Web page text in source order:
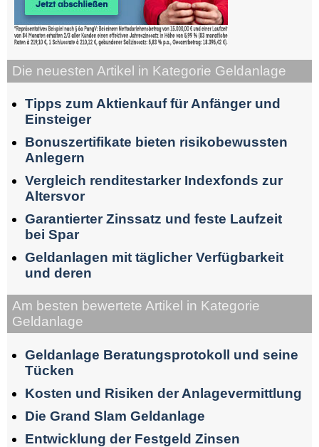
Die neuesten Artikel in Kategorie Geldanlage
Tipps zum Aktienkauf für Anfänger und
Einsteiger
Bonuszertifikate bieten risikobewussten
Anlegern
Vergleich renditestarker Indexfonds zur
Altersvor
Garantierter Zinssatz und feste Laufzeit
bei Spar
Geldanlagen mit täglicher Verfügbarkeit
und deren
Am besten bewertete Artikel in Kategorie
Geldanlage
Geldanlage Beratungsprotokoll und seine
Tücken
Kosten und Risiken der Anlagevermittlung
Die Grand Slam Geldanlage
Entwicklung der Festgeld Zinsen